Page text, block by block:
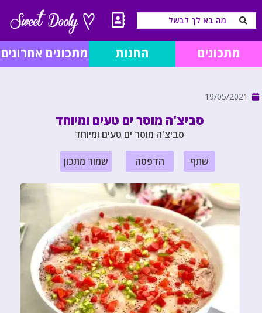
מתכונים החנות מתכונים אחרונים
19/05/2021
סביצ'ה מוסר ים טעים ומיוחד
סביצ'ה מוסר ים טעים ומיוחד
שתף הדפסה שמור מתכון